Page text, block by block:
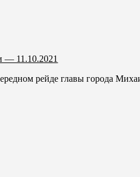
— 11.10.2021
рейде главы города